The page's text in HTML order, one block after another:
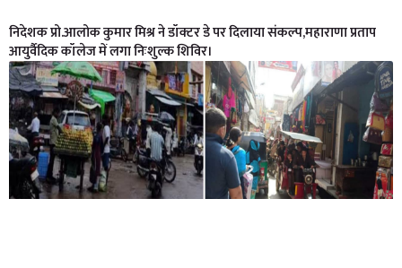
निदेशक प्रो.आलोक कुमार मिश्र ने डॉक्टर डे पर दिलाया संकल्प,महाराणा प्रताप
आयुर्वैदिक कॉलेज में लगा निःशुल्क शिविर।